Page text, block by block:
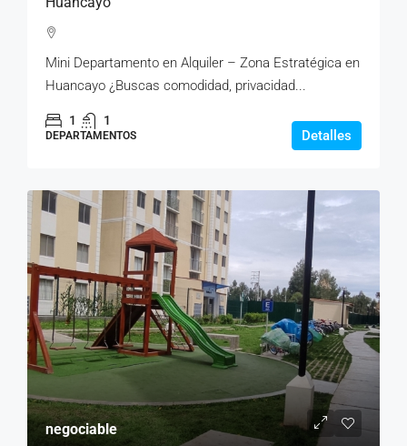
Mini Departamento en Alquiler – Zona Estratégica en
Huancayo ¿Buscas comodidad, privacidad...
1 1
DEPARTAMENTOS Detalles
negociable